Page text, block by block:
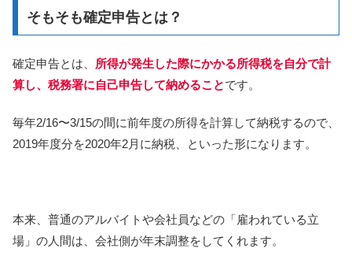
そもそも確定申告とは？
確定申告とは、 所得が発生した際にかかる所得税を自分で計
算し、税務署に自己申告して納めることです。
毎年2/16〜3/15の間に前年度の所得を計算して納税するので、
2019年度分を2020年2月に納税、といった形になります。
本来、普通のアルバイトや会社員などの「雇われている立
場」の人間は、会社側が年末調整をしてくれます。